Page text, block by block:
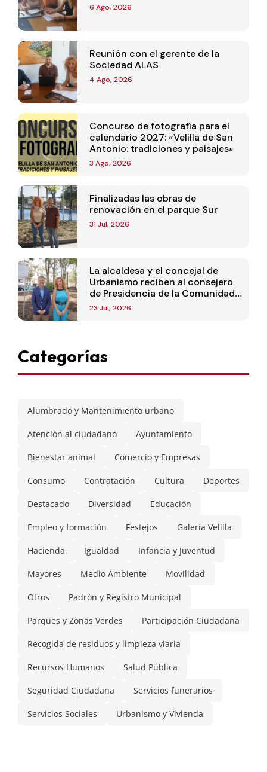
6 Ago, 2026
Reunión con el gerente de la
Sociedad ALAS
4 Ago, 2026
Concurso de fotografía para el
calendario 2027: «Velilla de San
Antonio: tradiciones y paisajes»
3 Ago, 2026
Finalizadas las obras de
renovación en el parque Sur
31 Jul, 2026
La alcaldesa y el concejal de
Urbanismo reciben al consejero
de Presidencia de la Comunidad
de Madrid
23 Jul, 2026
Categorías
Alumbrado y Mantenimiento urbano
Atención al ciudadano Ayuntamiento
Bienestar animal Comercio y Empresas
Consumo Contratación Cultura Deportes
Destacado Diversidad Educación
Empleo y formación Festejos Galería Velilla
Hacienda Igualdad Infancia y Juventud
Mayores Medio Ambiente Movilidad
Otros Padrón y Registro Municipal
Parques y Zonas Verdes Participación Ciudadana
Recogida de residuos y limpieza viaria
Recursos Humanos Salud Pública
Seguridad Ciudadana Servicios funerarios
Servicios Sociales Urbanismo y Vivienda